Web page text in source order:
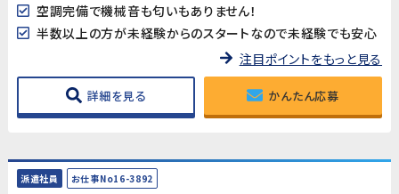
空調完備で機械音も匂いもありません！
半数以上の方が未経験からのスタートなので未経験でも安心
注目ポイントをもっと見る
詳細を見る かんたん応募
派遣社員 お仕事No16-3892